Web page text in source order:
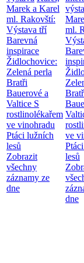
Marek a Karel
ml. Rakovští:
Výstava tří
Barevná
inspirace
Židlochovice:
Zelená perla
Bratři
Bauerové a
Valtice S
rostlinolékařem
ve vinohradu
Ptáci lužních
lesů
Zobrazit
všechny
záznamy ze
dne
ml.
ve
lesů
dne